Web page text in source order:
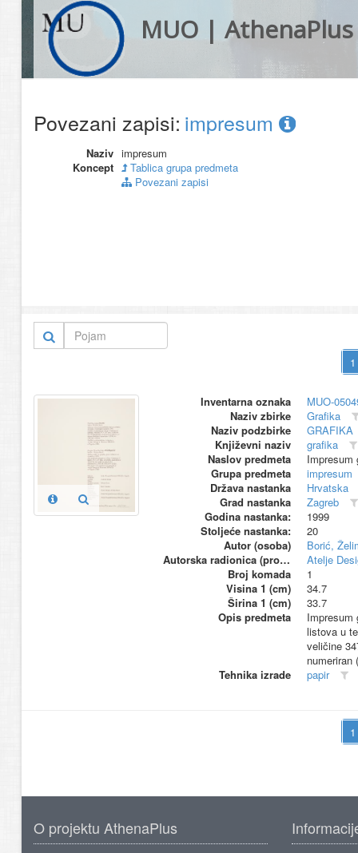
MUO | AthenaPlus
Povezani zapisi: impresum
Naziv impresum
Koncept
Tablica grupa predmeta
Povezani zapisi
Inventarna oznaka
MUO-
Naziv zbirke
Grafika
Naziv podzbirke
GRAFIKA
Književni naziv
grafika
Naslov predmeta
Impresum
Grupa predmeta
impresum
Država nastanka
Hrvatska
Grad nastanka
Zagreb
Godina nastanka:
1999
Stoljeće nastanka:
20
Autor (osoba)
Borić,
Autorska radionica (proizvođač)
Atelje
Broj komada
1
Visina 1 (cm)
34.7
Širina 1 (cm)
33.7
Opis predmeta
Impresum
listova u
veličine
numeriran
Tehnika izrade
papir
O projektu AthenaPlus